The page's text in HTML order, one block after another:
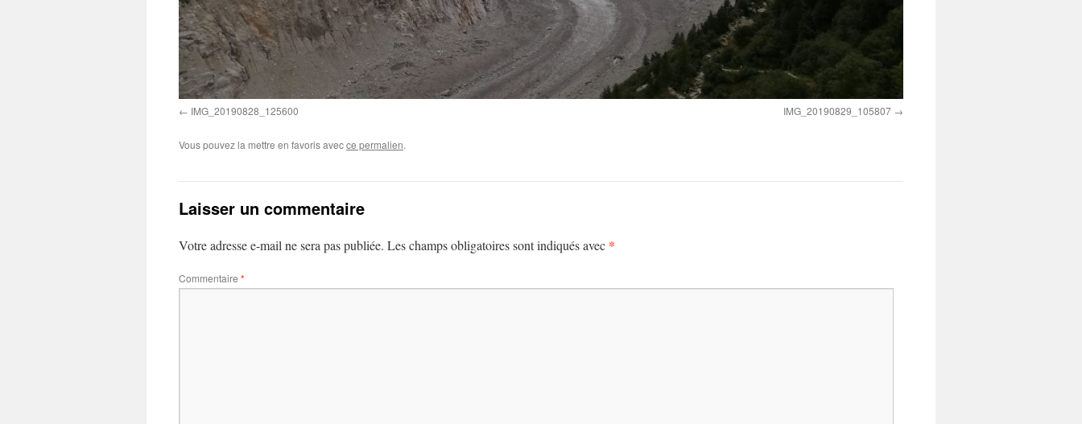
IMG_20190828_125600 IMG_20190829_105807
Vous pouvez la mettre en favoris avecce permalien.
Laisser un commentaire
Votre adresse e-mail ne sera pas publiée. Les champs obligatoires sont indiqués avec *
Commentaire *